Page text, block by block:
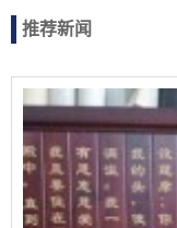
推荐新闻